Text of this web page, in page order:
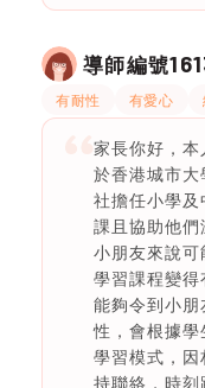
導師編號
有耐性 有愛心
家長你好，本
於香港城市大
社擔任小學
課且協助他
小朋友來說
學習課程變
能夠令到小
性，會根據學
學習模式，
持聯絡，時刻